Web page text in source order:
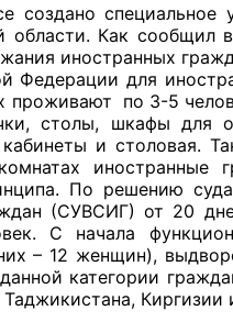
создано
Как сообщил
иностранных
Федерации для
проживают по 3-5
столы, шкафы
и столовая.
иностранные
По решению
(СУВСИГ) от 20
С начала
– 12 женщин),
категории
Киргизии